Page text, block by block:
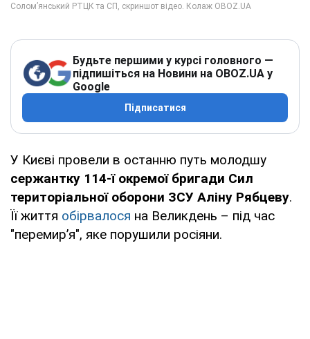
Будьте першими у курсі головного —
підпишіться на Новини на OBOZ.UA у
Google
Підписатися
У Києві провели в останню путь молодшу
сержантку 114-ї окремої бригади Сил
територіальної оборони ЗСУ Аліну Рябцеву.
Її життя обірвалося на Великдень – під час
"перемирʼя", яке порушили росіяни.